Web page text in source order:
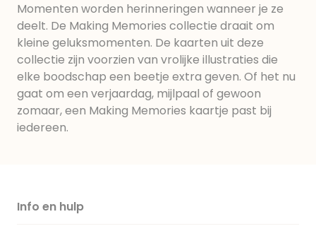
Momenten worden herinneringen wanneer je ze
deelt. De Making Memories collectie draait om
kleine geluksmomenten. De kaarten uit deze
collectie zijn voorzien van vrolijke illustraties die
elke boodschap een beetje extra geven. Of het nu
gaat om een verjaardag, mijlpaal of gewoon
zomaar, een Making Memories kaartje past bij
iedereen.
Info en hulp